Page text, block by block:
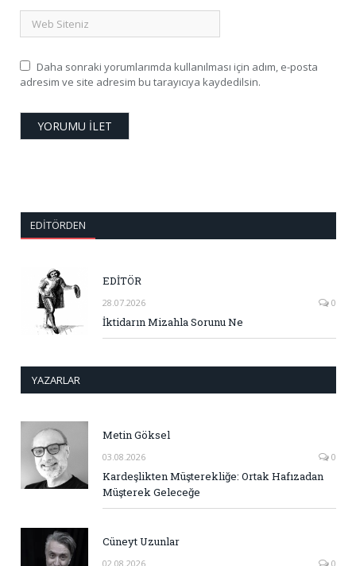
Daha sonraki yorumlarımda kullanılması için adım, e-posta
adresim ve site adresim bu tarayıcıya kaydedilsin.
EDITÖRDEN
EDİTÖR
28.07.2026 0
İktidarın Mizahla Sorunu Ne
YAZARLAR
Metin Göksel
03.08.2026 0
Kardeşlikten Müşterekliğe: Ortak Hafızadan
Müşterek Geleceğe
Cüneyt Uzunlar
02.08.2026 0